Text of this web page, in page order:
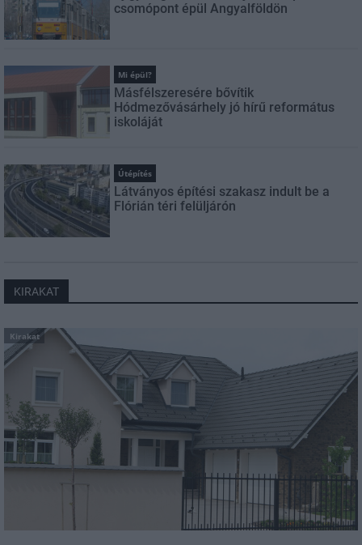
csomópont épül Angyalföldön
Mi épül?
Másfélszeresére bővítik
Hódmezővásárhely jó hírű református
iskoláját
Útépítés
Látványos építési szakasz indult be a
Flórián téri felüljárón
KIRAKAT
Kirakat